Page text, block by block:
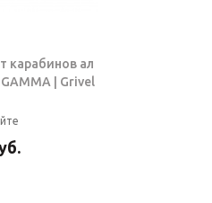
карабинов ал
| Grivel